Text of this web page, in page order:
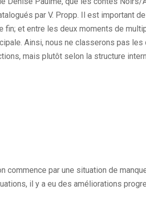
par V. Propp. Il est important
fin; et entre les deux moments de
Ainsi, nous ne classerons pas
mais plutôt selon la structure
commence par une situation de
il y a eu des améliorations